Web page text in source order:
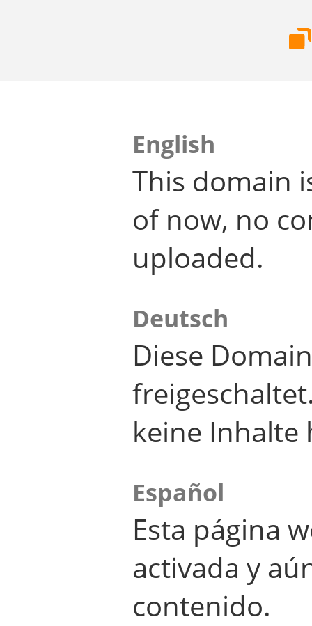
English
This domain
of now, no
uploaded.
Deutsch
Diese
keine Inhalte
Español
Esta página
activada y
contenido.